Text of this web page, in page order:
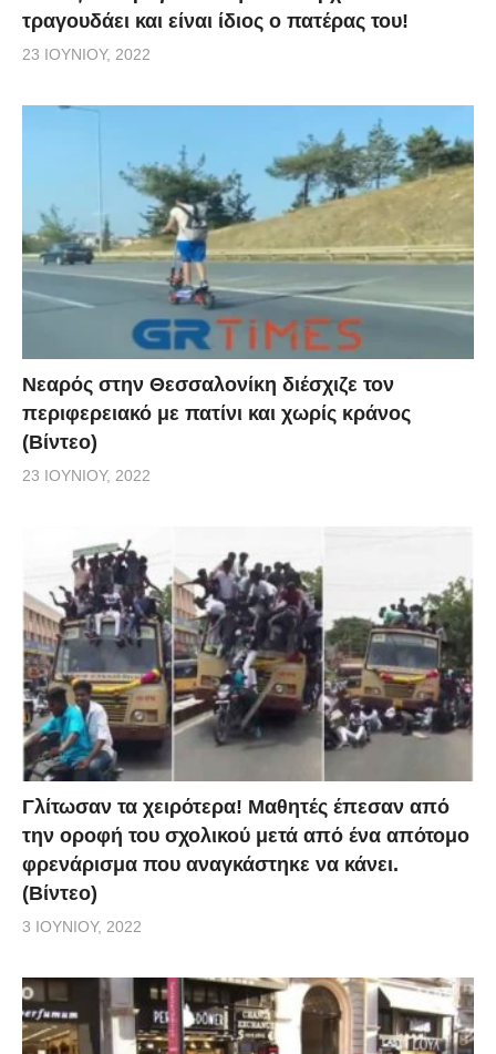
τραγουδάει και είναι ίδιος ο πατέρας του!
23 ΙΟΥΝΊΟΥ, 2022
Νεαρός στην Θεσσαλονίκη διέσχιζε τον
περιφερειακό με πατίνι και χωρίς κράνος
(Βίντεο)
23 ΙΟΥΝΊΟΥ, 2022
Γλίτωσαν τα χειρότερα! Μαθητές έπεσαν από
την οροφή του σχολικού μετά από ένα απότομο
φρενάρισμα που αναγκάστηκε να κάνει.
(Βίντεο)
3 ΙΟΥΝΊΟΥ, 2022